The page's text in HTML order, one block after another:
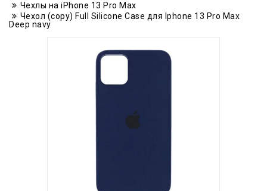
Чехлы на iPhone 13 Pro Max
Чехол (copy) Full Silicone Case для Iphone 13 Pro Max
Deep navy